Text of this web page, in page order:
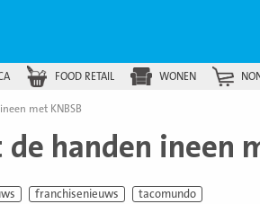
FOOD RETAIL WONEN
met KNBSB
handen ineen
franchisenieuws tacomundo